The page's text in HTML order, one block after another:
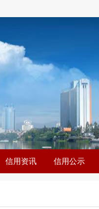
信用资讯 信用公示